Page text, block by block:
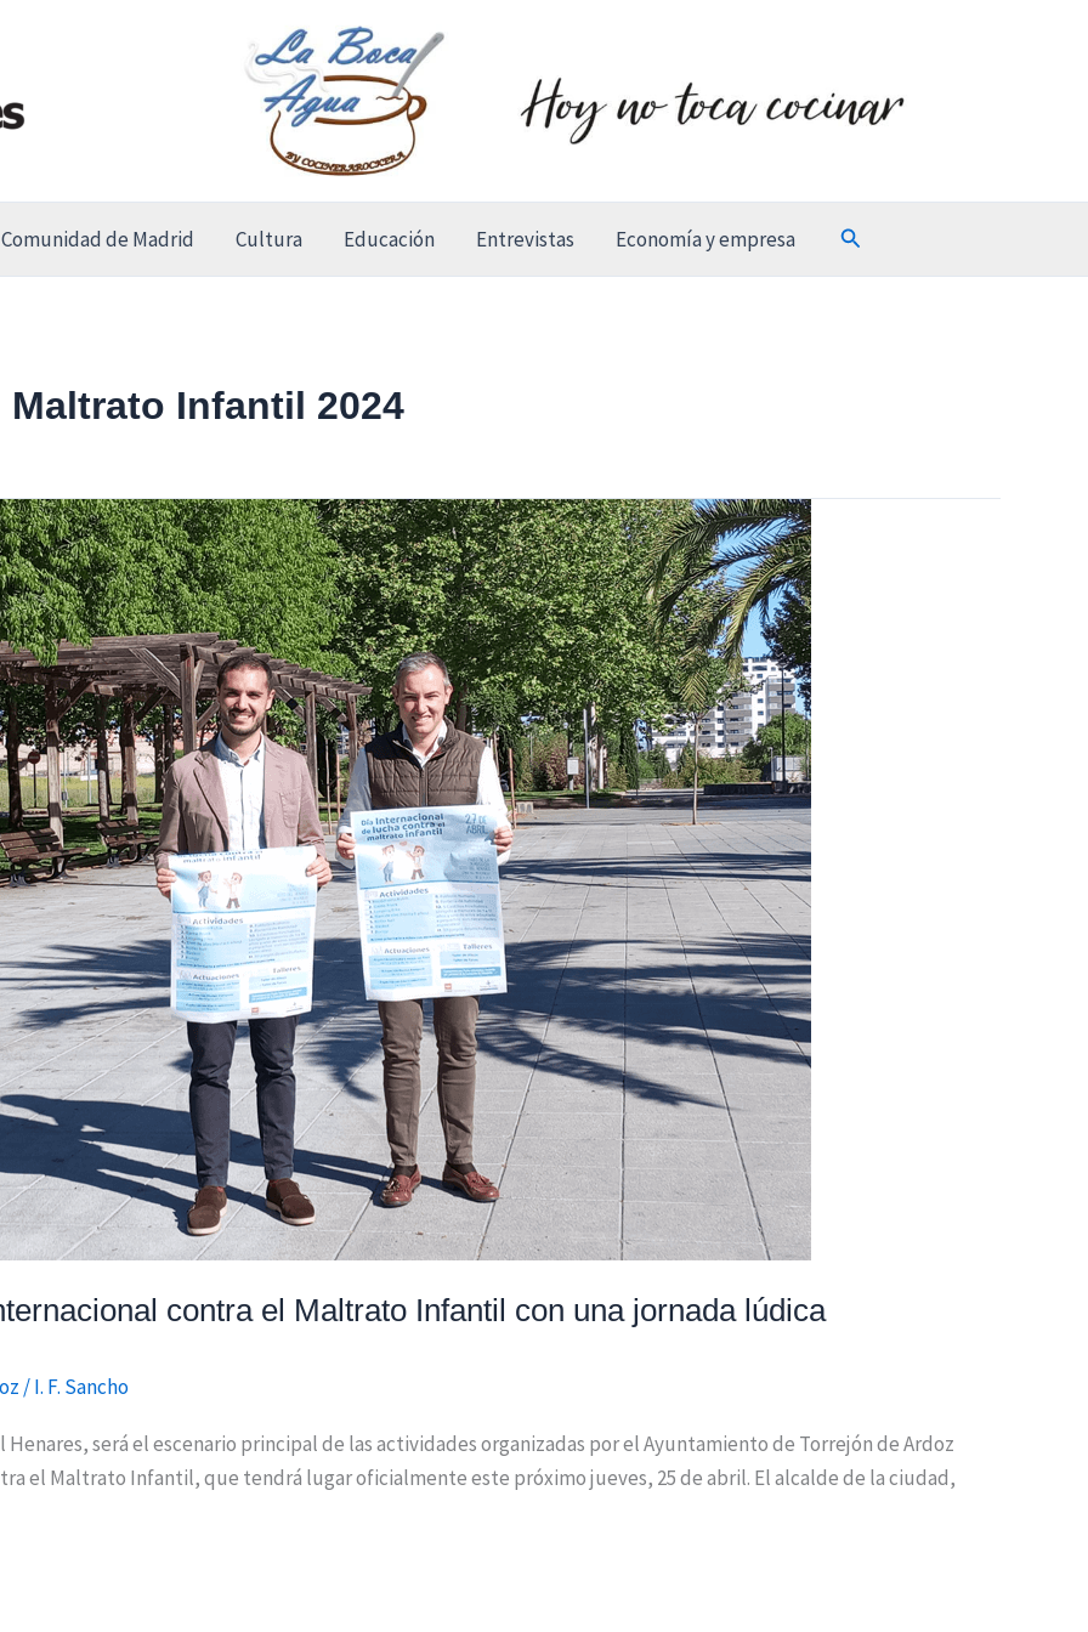
Comunidad de Madrid Cultura Educación Entrevistas Economía y empresa Buscar
Infantil 2024
contra el Maltrato Infantil con una jornada lúdica
/I. F. Sancho
Henares, será el escenario principal de las actividades organizadas por el Ayuntamiento de Torrejón de Ardoz
el Maltrato Infantil, que tendrá lugar oficialmente este próximo jueves, 25 de abril. El alcalde de la ciudad,